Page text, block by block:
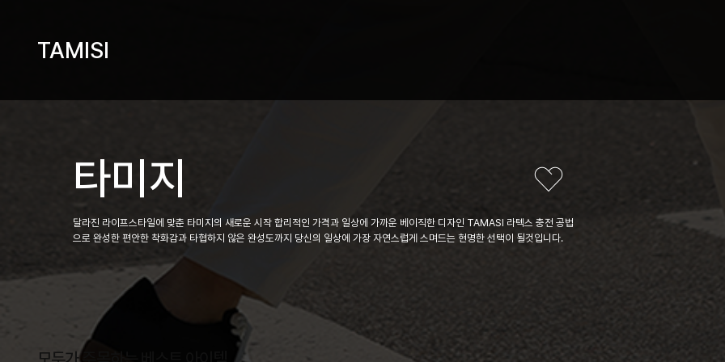
TAMISI
타미지
달라진 라이프스타일에 맞춘 타미지의 새로운 시작 합리적인 가격과 일상에 가까운 베이직한 디자인 TAMASI 라텍스 충전 공법
으로 완성한 편안한 착화감과 타협하지 않은 완성도까지 당신의 일상에 가장 자연스럽게 스며드는 현명한 선택이 될것입니다.